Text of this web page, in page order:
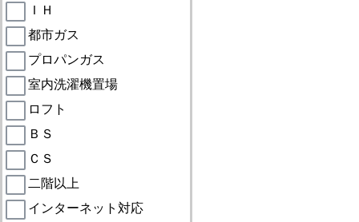
ＩＨ
都市ガス
プロパンガス
室内洗濯機置場
ロフト
ＢＳ
ＣＳ
二階以上
インターネット対応